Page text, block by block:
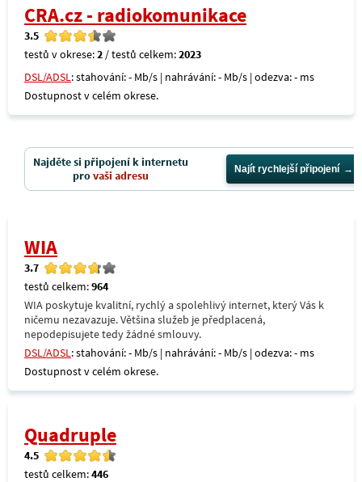
CRA.cz - radiokomunikace
3.5
testů v okrese:2 / testů celkem:2023
DSL/ADSL: stahování: - Mb/s | nahrávání: - Mb/s | odezva: - ms
Dostupnost v celém okrese.
Najděte si připojení k internetu
provaši adresu Najít rychlejší připojení
WIA
3.7
testů celkem:964
WIA poskytuje kvalitní, rychlý a spolehlivý internet, který Vás k
ničemu nezavazuje. Většina služeb je předplacená,
nepodepisujete tedy žádné smlouvy.
DSL/ADSL: stahování: - Mb/s | nahrávání: - Mb/s | odezva: - ms
Dostupnost v celém okrese.
Quadruple
4.5
testů celkem:446